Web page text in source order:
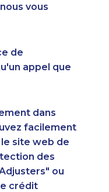
vous
de
appel que
dans
facilement
site web de
des
ou
crédit